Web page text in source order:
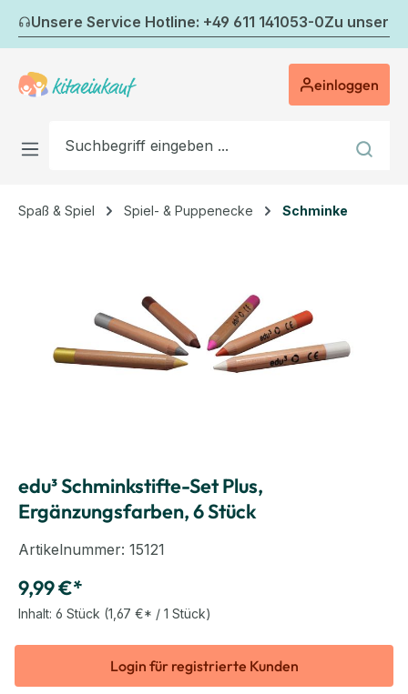
Zum Hauptinhalt springen
Unsere Service Hotline: +49 611 141053-0Zu
einloggen
Spaß & Spiel Spiel- & Puppenecke Schminke
edu³ Schminkstifte-Set Plus,
Ergänzungsfarben, 6 Stück
Artikelnummer: 15121
9,99 €*
Inhalt: 6 Stück (1,67 €* / 1 Stück)
Login für registrierte Kunden